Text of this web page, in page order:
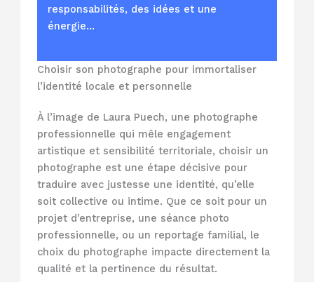
responsabilités, des idées et une
énergie…
Choisir son photographe pour immortaliser
l’identité locale et personnelle
À l’image de Laura Puech, une photographe
professionnelle qui mêle engagement
artistique et sensibilité territoriale, choisir un
photographe est une étape décisive pour
traduire avec justesse une identité, qu’elle
soit collective ou intime. Que ce soit pour un
projet d’entreprise, une séance photo
professionnelle, ou un reportage familial, le
choix du photographe impacte directement la
qualité et la pertinence du résultat.